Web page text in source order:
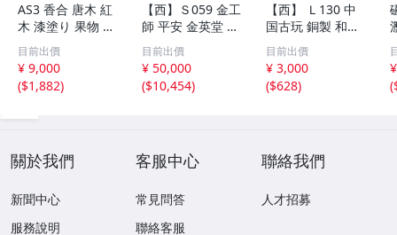
AS3 香合 唐木 紅
木 漆塗り 果物 野
菜 7点 未使用 茶
道具 小物
目前出價
¥ 9,000
($1,882)
【西】Ｓ059 金工
師 平安 金英堂 正
修 銅製 四方 花器
共箱
目前出價
¥ 50,000
($10,454)
【西】 Ｌ130 中
国古玩 銅製 和興
松彫 蓋物 唐物
目前出價
¥ 3,000
($628)
(
關於我們
新聞中心
服務說明
客服中心
常見問答
聯絡客服
聯絡我們
人才招募